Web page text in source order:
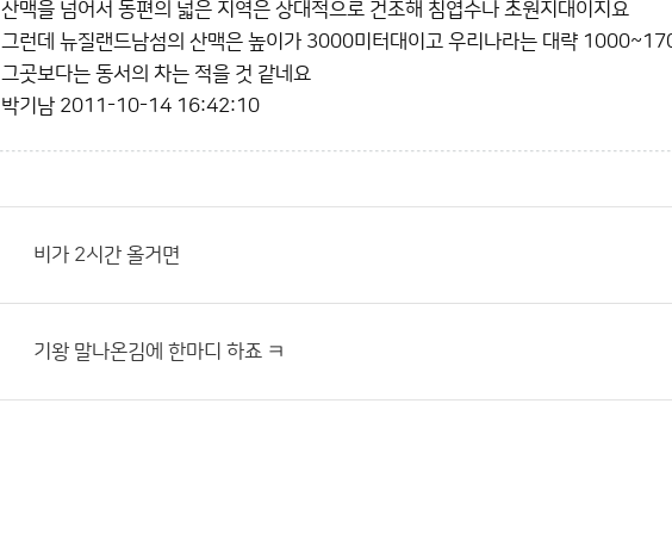
산맥을 넘어서 동편의 넓은 지역은 상대적으로 건조해 침엽수나 초원지대이지요
그런데 뉴질랜드남섬의 산맥은 높이가 3000미터대이고 우리나라는 대략
그곳보다는 동서의 차는 적을 것 같네요
박기남 2011-10-14 16:42:10
비가 2시간 올거면
기왕 말나온김에 한마디 하죠 ㅋ